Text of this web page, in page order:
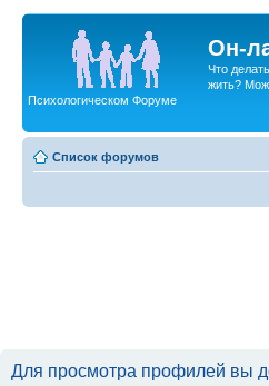
Он-
Что
жить?
Психологическом Форуме
Список форумов
Для просмотра профилей вы